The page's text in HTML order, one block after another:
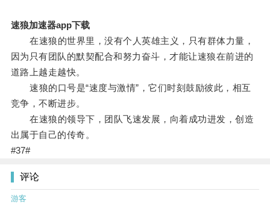
速狼加速器app下载
在速狼的世界里，没有个人英雄主义，只有群体力量，
因为只有团队的默契配合和努力奋斗，才能让速狼在前进的
道路上越走越快。
速狼的口号是“速度与激情”，它们时刻鼓励彼此，相互
竞争，不断进步。
在速狼的领导下，团队飞速发展，向着成功进发，创造
出属于自己的传奇。
#37#
评论
游客